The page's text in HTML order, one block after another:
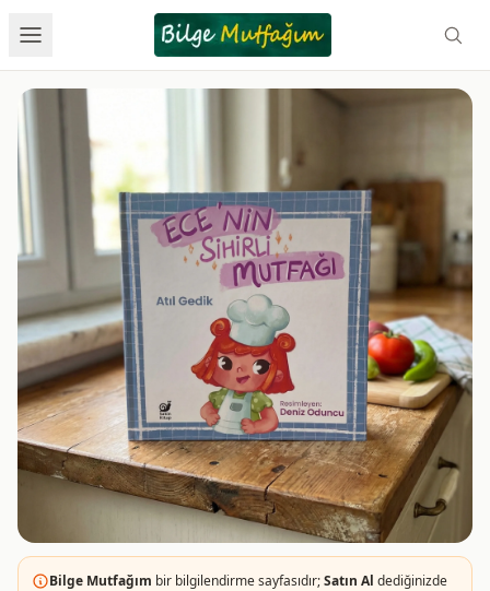
Bilge Mutfağım bir bilgilendirme sayfasıdır;Satın Al dediğinizde